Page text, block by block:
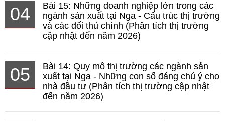
04
Bài 15: Những doanh nghiệp lớn trong các
ngành sản xuất tại Nga - Cấu trúc thị trường
và các đối thủ chính (Phân tích thị trường
cập nhật đến năm 2026)
05
Bài 14: Quy mô thị trường các ngành sản
xuất tại Nga - Những con số đáng chú ý cho
nhà đầu tư (Phân tích thị trường cập nhật
đến năm 2026)